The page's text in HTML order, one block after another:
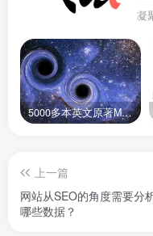
凝
5000多本英文原著MOBI+AZW3格式电子书百度云网盘打包下载
上一篇
网站从SEO的角度需要分
哪些数据？